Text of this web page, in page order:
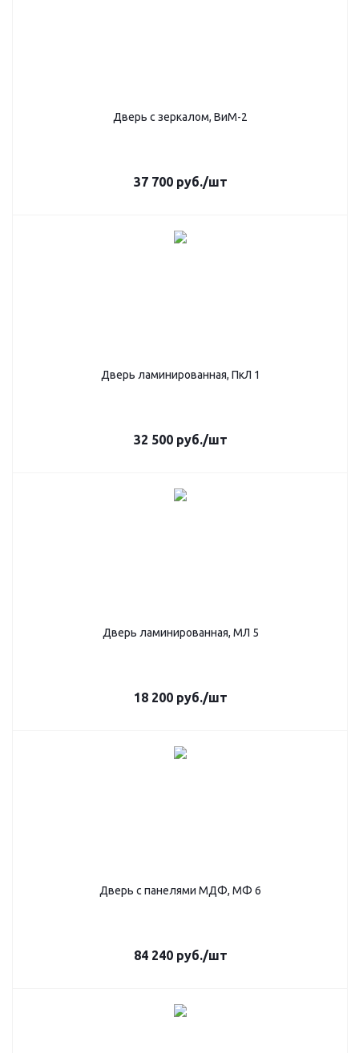
Дверь с зеркалом, ВиМ-2
37 700руб./шт
Дверь ламинированная, ПкЛ 1
32 500руб./шт
Дверь ламинированная, МЛ 5
18 200руб./шт
Дверь с панелями МДФ, МФ 6
84 240руб./шт